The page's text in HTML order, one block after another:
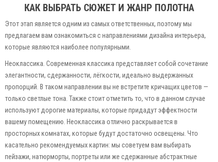
КАК ВЫБРАТЬ СЮЖЕТ И ЖАНР ПОЛОТНА
Этот этап является одним из самых ответственных, поэтому мы
предлагаем вам ознакомиться с направлениями дизайна интерьера,
которые являются наиболее популярными.
Неоклассика. Современная классика представляет собой сочетание
элегантности, сдержанности, лёгкости, идеально выдержанных
пропорций. В таком направлении вы не встретите кричащих цветов —
только светлые тона. Также стоит отметить то, что в данном случае
используют дорогие материалы, которые придадут эффектности
вашему помещению. Неоклассика отлично раскрывается в
просторных комнатах, которые будут достаточно освещены. Что
касательно рекомендуемых картин: мы советуем вам выбирать
пейзажи, натюрморты, портреты или же сдержанные абстрактные